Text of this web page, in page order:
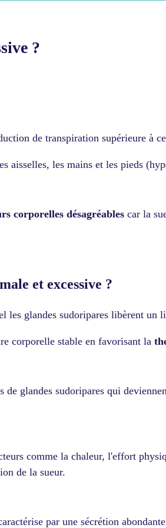
?
de transpiration supérieure à
aisselles, les mains et les pieds
corporelles désagréables car la
et excessive ?
glandes sudoripares libèrent un
corporelle stable en favorisant la
glandes sudoripares qui
comme la chaleur, l'effort
de la sueur.
par une sécrétion